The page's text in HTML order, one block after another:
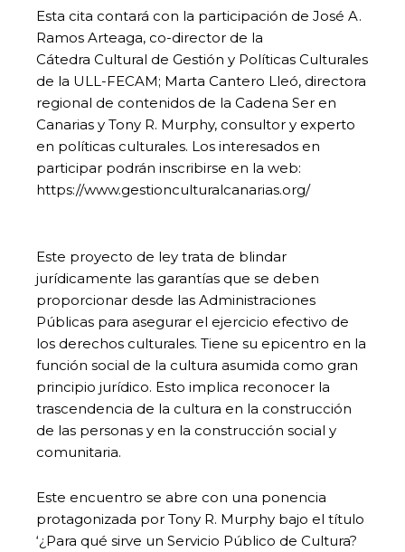
Esta cita contará con la participación de José A.
Ramos Arteaga, co-director de la
Cátedra Cultural de Gestión y Políticas Culturales
de la ULL-FECAM; Marta Cantero Lleó, directora
regional de contenidos de la Cadena Ser en
Canarias y Tony R. Murphy, consultor y experto
en políticas culturales. Los interesados en
participar podrán inscribirse en la web:
https://www.gestionculturalcanarias.org/
Este proyecto de ley trata de blindar
jurídicamente las garantías que se deben
proporcionar desde las Administraciones
Públicas para asegurar el ejercicio efectivo de
los derechos culturales. Tiene su epicentro en la
función social de la cultura asumida como gran
principio jurídico. Esto implica reconocer la
trascendencia de la cultura en la construcción
de las personas y en la construcción social y
comunitaria.
Este encuentro se abre con una ponencia
protagonizada por Tony R. Murphy bajo el título
‘¿Para qué sirve un Servicio Público de Cultura?